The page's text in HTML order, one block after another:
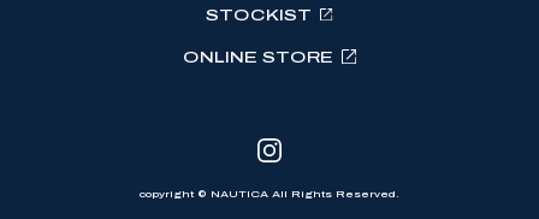
STOCKIST
ONLINE STORE
copyright © NAUTICA All Rights Reserved.